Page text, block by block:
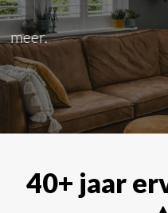
Alle soorten
40+ jaar